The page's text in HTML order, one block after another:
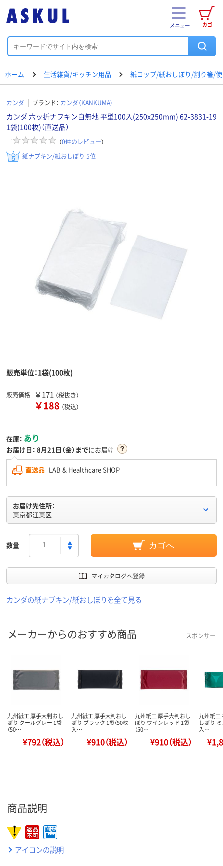
カゴ
メニュー
ホーム 生活雑貨/キッチン用品 紙コップ/紙おしぼり/割り箸/
カンダ ブランド： カンダ（KANKUMA）
カンダ 六ッ折ナフキン白無地 平型100入(250x250mm) 62-3831-19
1袋(100枚)（直送品）
（0件のレビュー）
紙ナプキン/紙おしぼり 5位
販売単位：1袋(100枚)
販売価格 ￥171 （税抜き）
￥188 （税込）
在庫： あり
お届け日： 8月21日（金）までにお届け
直送品 LAB & Healthcare SHOP
お届け先住所：
東京都江東区
数量 カゴへ
マイカタログへ登録
カンダの紙ナプキン/紙おしぼりを全て見る
メーカーからのおすすめ商品 スポンサー
九州紙工 厚手大判おし
ぼり クールグレー 1袋
（50…
¥792（税込）
九州紙工 厚手大判おし
ぼり ブラック 1袋（50枚
入…
¥910（税込）
九州紙工 厚手大判おし
ぼり ワインレッド 1袋
（50…
¥910（税込）
九州紙工
しぼり ミ
入…
商品説明
アイコンの説明